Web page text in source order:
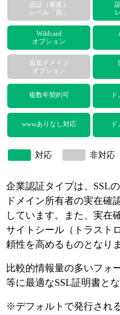
認証（審査）
レベル「高」
Wildcard
オプション
追加ドメイン
オプション
複数年契約可
wwwありなし対応
対応 非対応
企業認証タイプは、SSL
ドメイン所有者の実在確
しています。また、実在
サイトシール（トラスト
頼性を高めるものとなり
比較的情報量の多いフォ
等に最適なSSL証明書とな
※デフォルトで発行され